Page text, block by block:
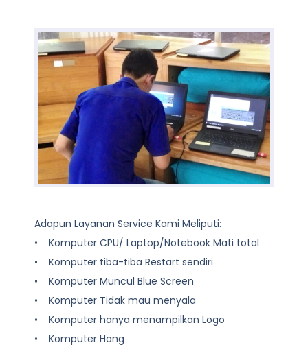
Adapun Layanan Service Kami Meliputi:
• Komputer CPU/ Laptop/Notebook Mati total
• Komputer tiba-tiba Restart sendiri
• Komputer Muncul Blue Screen
• Komputer Tidak mau menyala
• Komputer hanya menampilkan Logo
• Komputer Hang